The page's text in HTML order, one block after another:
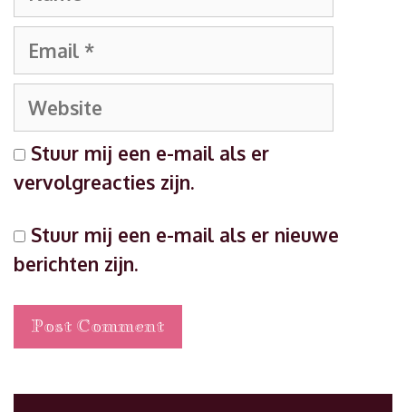
Email
Website
Stuur mij een e-mail als er
vervolgreacties zijn.
Stuur mij een e-mail als er nieuwe
berichten zijn.